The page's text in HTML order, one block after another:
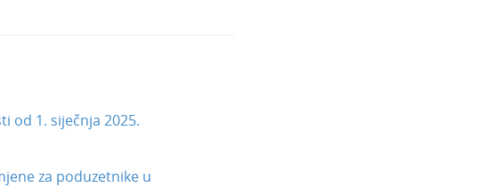
od 1. siječnja 2025.
za poduzetnike u